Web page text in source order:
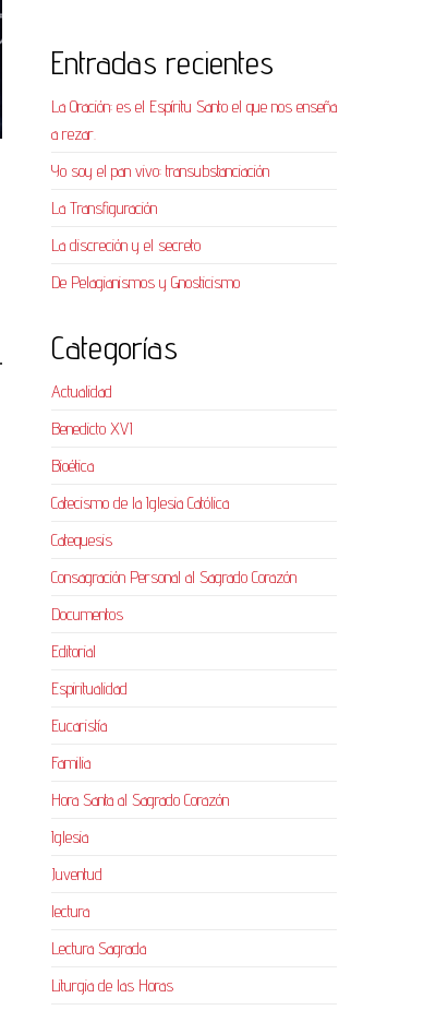
Entradas recientes
La Oración: es el Espíritu Santo el que nos enseña
a rezar.
Yo soy el pan vivo: transubstanciación
La Transfiguración
La discreción y el secreto
De Pelagianismos y Gnosticismo
Categorías
Actualidad
Benedicto XVI
Bioética
Catecismo de la Iglesia Católica
Catequesis
Consagración Personal al Sagrado Corazón
Documentos
Editorial
Espiritualidad
Eucaristía
Familia
Hora Santa al Sagrado Corazón
Iglesia
Juventud
lectura
Lectura Sagrada
Liturgia de las Horas